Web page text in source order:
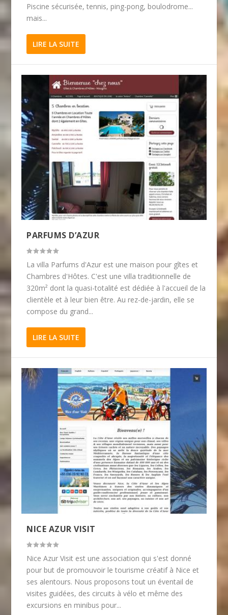
Piscine sécurisée, tennis, ping-pong, boulodrome...
mais...
LIRE LA SUITE
PARFUMS D’AZUR
La villa Parfums d'Azur est une maison pour gîtes et
Chambres d'Hôtes. C'est une villa traditionnelle de
320m² dont la quasi-totalité est dédiée à l'accueil de la
clientèle et à leur bien être. Au rez-de-jardin, elle se
compose du grand...
LIRE LA SUITE
NICE AZUR VISIT
Nice Azur Visit est une association qui s'est donné
pour but de promouvoir le tourisme créatif à Nice et
ses alentours. Nous proposons tout un éventail de
visites guidées, des circuits à vélo et même des
excursions en minibus pour...